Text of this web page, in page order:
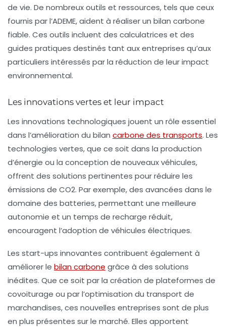
de vie. De nombreux outils et ressources, tels que ceux
fournis par l’ADEME, aident à réaliser un bilan carbone
fiable. Ces outils incluent des calculatrices et des
guides pratiques destinés tant aux entreprises qu’aux
particuliers intéressés par la réduction de leur impact
environnemental.
Les innovations vertes et leur impact
Les innovations technologiques jouent un rôle essentiel
dans l’amélioration du bilan carbone des transports. Les
technologies vertes, que ce soit dans la production
d’énergie ou la conception de nouveaux véhicules,
offrent des solutions pertinentes pour réduire les
émissions de CO2. Par exemple, des avancées dans le
domaine des batteries, permettant une meilleure
autonomie et un temps de recharge réduit,
encouragent l’adoption de véhicules électriques.
Les start-ups innovantes contribuent également à
améliorer le bilan carbone grâce à des solutions
inédites. Que ce soit par la création de plateformes de
covoiturage ou par l’optimisation du transport de
marchandises, ces nouvelles entreprises sont de plus
en plus présentes sur le marché. Elles apportent